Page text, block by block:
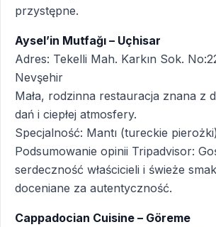
przystępne.
Aysel’in Mutfağı – Uçhisar
Adres: Tekelli Mah. Karkın Sok.
Nevşehir
Mała, rodzinna restauracja znana z
dań i ciepłej atmosfery.
Specjalność: Mantı (tureckie
Podsumowanie opinii Tripadvisor:
serdeczność właścicieli i świeże
doceniane za autentyczność.
Cappadocian Cuisine – Göreme